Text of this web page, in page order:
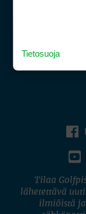
Tilaa
lähetettävä
ilmiöistä
Tietosuoja